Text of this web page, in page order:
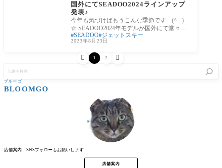
国外にてSEADOO2024ラインアップ
発表♪
今年も気づけばもうこんな季節です…(^_-)-
☆ SEADOO2024年モデルが国外にて堂々発
表されました～♪ 最高峰モデルSEADOOに
は、なんと325馬
SEADOO ジェットスキー
2023年8月23日
 1 2 
を
検
索
ブルーゴ
BLOOMGO
店舗案内 SNSフォローもお願いします
店舗案内